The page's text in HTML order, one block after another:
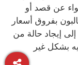
عن قصد أو
بفروق أسعار
إلى إيجاد حالة من
بشكل غير